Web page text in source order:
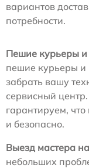
вариантов
потребности.
Пешие курьеры и
пешие курьеры и
забрать вашу
сервисный
гарантируем,
и безопасно.
Выезд мастера
небольших